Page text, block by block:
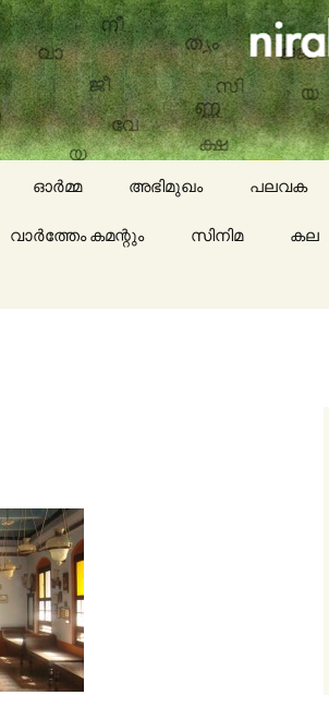
memories & lot more…
ഓർമ്മ അഭിമുഖം പലവക
കായികം
വാർത്തേം കമന്റും സിനിമ കല